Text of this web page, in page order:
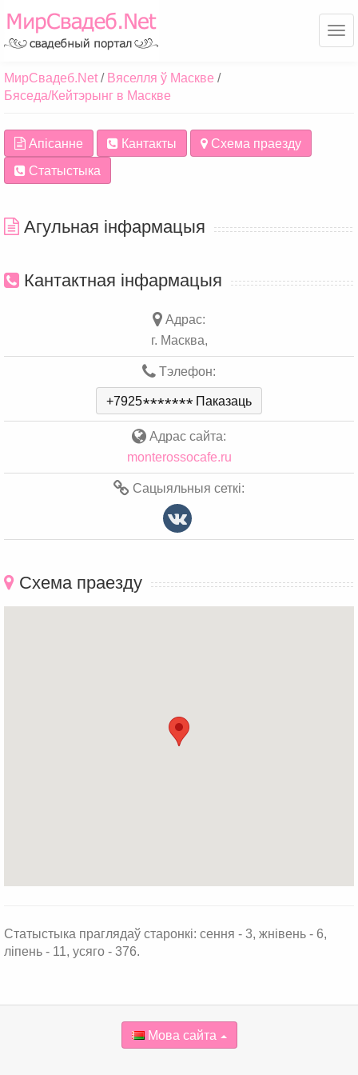
МирСвадеб.Net
Вяселля ў Маскве
Бяседа/Кейтэрынг в Маскве
Апісанне Кантакты
Схема праезду
Статыстыка
Агульная інфармацыя
Кантактная інфармацыя
Адрас:
г. Масква,
Тэлефон:
+7925******* Паказаць
Адрас сайта:
monterossocafe.ru
Сацыяльныя сеткі:
Схема праезду
Статыстыка праглядаў старонкі: сення - 3, жнівень - 6,
ліпень - 11, усяго - 376.
Мова сайта